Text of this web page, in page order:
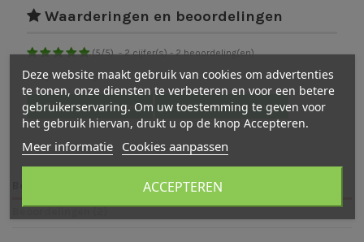
Waarderingen en beoordelingen
(5/5)-2cijfer(s) -2beoordeling(en)
Bekijk verdeling
Bekijk beoordelingen Schrijf een beoordeling
Beoordelingen (2)
Deze website maakt gebruik van cookies om advertenties
te tonen, onze diensten te verbeteren en voor een betere
gebruikerservaring. Om uw toestemming te geven voor
het gebruik hiervan, drukt u op de knop Accepteren.
Meer informatie Cookies aanpassen
ACCEPTEREN